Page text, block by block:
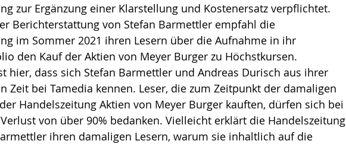
zur Ergänzung einer Klarstellung und Kostenersatz verpflichtet.
Berichterstattung von Stefan Barmettler empfahl die
im Sommer 2021 ihren Lesern über die Aufnahme in ihr
den Kauf der Aktien von Meyer Burger zu Höchstkursen.
hier, dass sich Stefan Barmettler und Andreas Durisch aus ihrer
Zeit bei Tamedia kennen. Leser, die zum Zeitpunkt der damaligen
Handelszeitung Aktien von Meyer Burger kauften, dürfen sich bei
von über 90% bedanken. Vielleicht erklärt die Handelszeitung
ihren damaligen Lesern, warum sie inhaltlich auf die